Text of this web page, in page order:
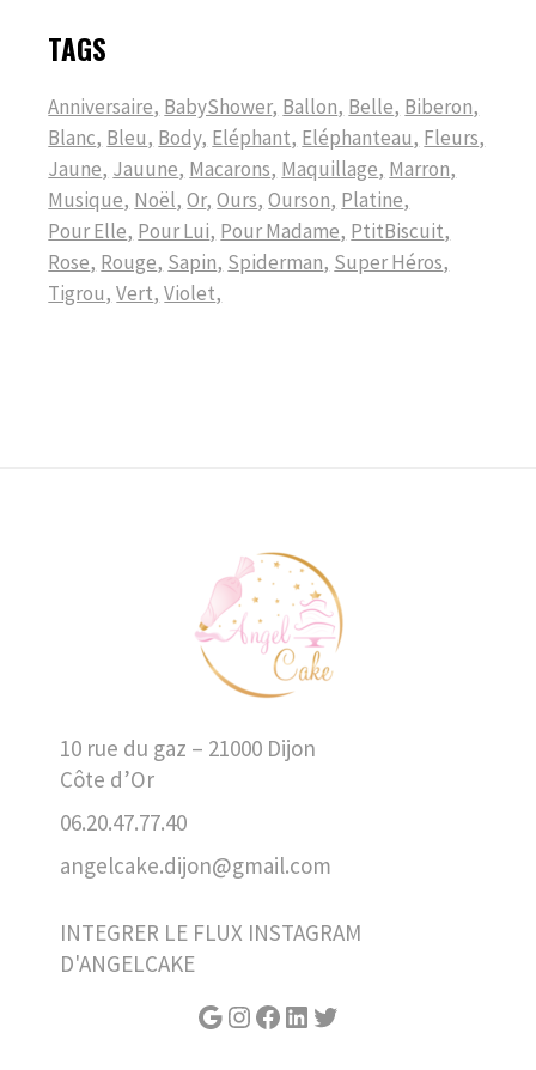
TAGS
Anniversaire BabyShower Ballon Belle Biberon
Blanc Bleu Body Eléphant Eléphanteau Fleurs
Jaune Jauune Macarons Maquillage Marron
Musique Noël Or Ours Ourson Platine
Pour Elle Pour Lui Pour Madame PtitBiscuit
Rose Rouge Sapin Spiderman Super Héros
Tigrou Vert Violet
10 rue du gaz – 21000 Dijon
Côte d’Or
06.20.47.77.40
angelcake.dijon@gmail.com
INTEGRER LE FLUX INSTAGRAM
D'ANGELCAKE
Google
Instagram
Facebook
LinkedIn
Twitter